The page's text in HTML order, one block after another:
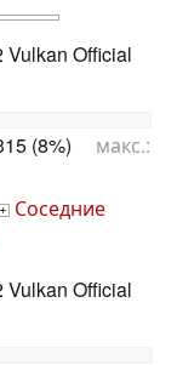
Vulkan Official
(8%) макс.:
+
Соседние
Vulkan Official